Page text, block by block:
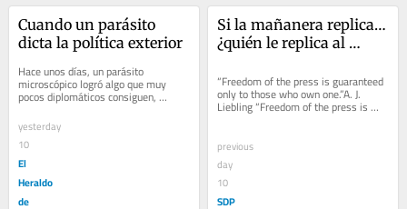
Cuando un parásito
dicta la política exterior
Hace unos días, un parásito
microscópico logró algo que muy
pocos diplomáticos consiguen,
incluso después de años de carrera,
incontables...
yesterday
10
El
Heraldo
de
Si la mañanera replica…
¿quién le replica al
“Freedom of the press is guaranteed
only to those who own one.”A. J.
Liebling “Freedom of the press is
guaranteed only to those who own
previous
day
10
SDP